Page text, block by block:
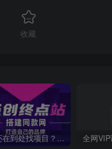
收藏
你还在到处找项目？还在当韭菜？我靠卖项目一个月收入5万+，曾经我也是个失败者。